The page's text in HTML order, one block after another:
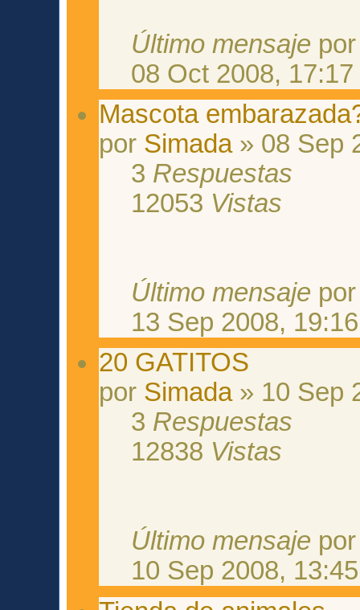
Último mensaje
08 Oct 2008, 17:17
Mascota
por Simada» 08 Sep
3 Respuestas
12053 Vistas
Último mensaje
13 Sep 2008, 19:16
20 GATITOS
por Simada» 10 Sep
3 Respuestas
12838 Vistas
Último mensaje
10 Sep 2008, 13:45